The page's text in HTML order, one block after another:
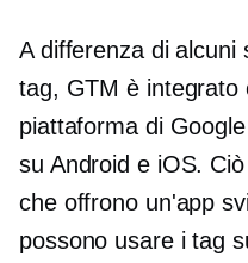
A differenza di alcuni
tag, GTM è integrato
piattaforma di
su Android e iOS.
che offrono un'app
possono usare i tag